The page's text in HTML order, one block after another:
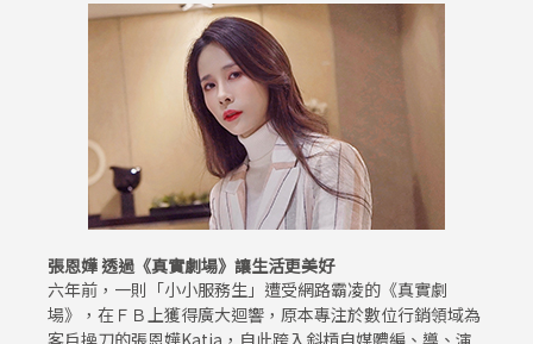
張恩嬅 透過《真實劇場》讓生活更美好
六年前，一則「小小服務生」遭受網路霸凌的《真實劇
場》，在ＦＢ上獲得廣大迴響，原本專注於數位行銷領域為
客戶操刀的張恩嬅Katia，自此跨入斜槓自媒體編、導、演